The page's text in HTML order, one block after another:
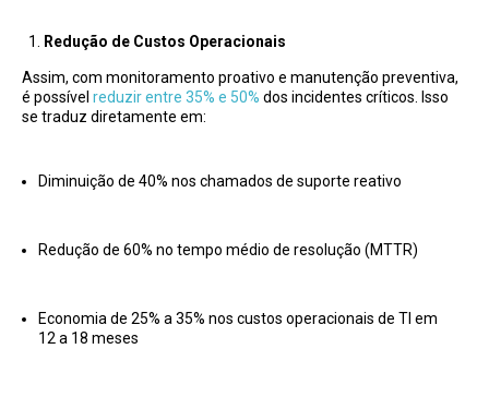
Redução de Custos Operacionais
Assim, com monitoramento proativo e manutenção preventiva,
é possível reduzir entre 35% e 50% dos incidentes críticos. Isso
se traduz diretamente em:
Diminuição de 40% nos chamados de suporte reativo
Redução de 60% no tempo médio de resolução (MTTR)
Economia de 25% a 35% nos custos operacionais de TI em
12 a 18 meses